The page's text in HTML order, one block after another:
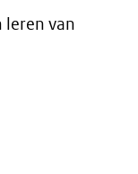
leren van